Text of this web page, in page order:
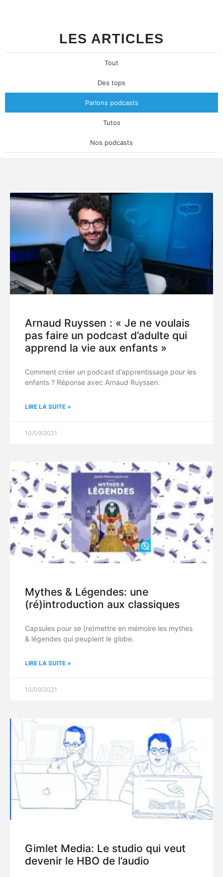
LES ARTICLES
Tout
Des tops
Parlons podcasts
Tutos
Nos podcasts
Arnaud Ruyssen : « Je ne voulais
pas faire un podcast d’adulte qui
apprend la vie aux enfants »
Comment créer un podcast d’apprentissage pour les
enfants ? Réponse avec Arnaud Ruyssen.
LIRE LA SUITE »
10/09/2021
Mythes & Légendes: une
(ré)introduction aux classiques
Capsules pour se (re)mettre en mémoire les mythes
& légendes qui peuplent le globe.
LIRE LA SUITE »
10/09/2021
Gimlet Media: Le studio qui veut
devenir le HBO de l’audio